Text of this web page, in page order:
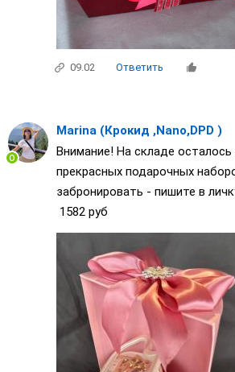
09.02 Ответить
Marina (Крокид ,Nano,DPD )
Внимание! На складе осталось
прекрасных подарочных
забронировать - пишите в
1582 руб